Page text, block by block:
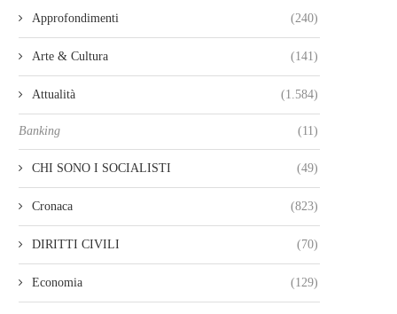
Approfondimenti (240)
Arte & Cultura (141)
Attualità (1.584)
Banking (11)
CHI SONO I SOCIALISTI (49)
Cronaca (823)
DIRITTI CIVILI (70)
Economia (129)